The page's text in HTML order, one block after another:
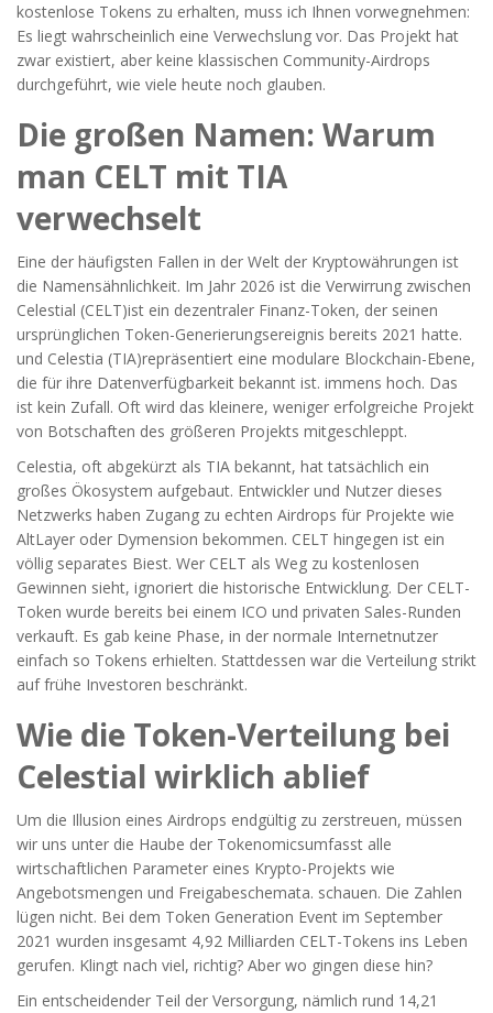
kostenlose Tokens zu erhalten, muss ich Ihnen vorwegnehmen:
Es liegt wahrscheinlich eine Verwechslung vor. Das Projekt hat
zwar existiert, aber keine klassischen Community-Airdrops
durchgeführt, wie viele heute noch glauben.
Die großen Namen: Warum
man CELT mit TIA
verwechselt
Eine der häufigsten Fallen in der Welt der Kryptowährungen ist
die Namensähnlichkeit. Im Jahr 2026 ist die Verwirrung zwischen
Celestial (CELT)ist ein dezentraler Finanz-Token, der seinen
ursprünglichen Token-Generierungsereignis bereits 2021 hatte.
und Celestia (TIA)repräsentiert eine modulare Blockchain-Ebene,
die für ihre Datenverfügbarkeit bekannt ist. immens hoch. Das
ist kein Zufall. Oft wird das kleinere, weniger erfolgreiche Projekt
von Botschaften des größeren Projekts mitgeschleppt.
Celestia, oft abgekürzt als TIA bekannt, hat tatsächlich ein
großes Ökosystem aufgebaut. Entwickler und Nutzer dieses
Netzwerks haben Zugang zu echten Airdrops für Projekte wie
AltLayer oder Dymension bekommen. CELT hingegen ist ein
völlig separates Biest. Wer CELT als Weg zu kostenlosen
Gewinnen sieht, ignoriert die historische Entwicklung. Der CELT-
Token wurde bereits bei einem ICO und privaten Sales-Runden
verkauft. Es gab keine Phase, in der normale Internetnutzer
einfach so Tokens erhielten. Stattdessen war die Verteilung strikt
auf frühe Investoren beschränkt.
Wie die Token-Verteilung bei
Celestial wirklich ablief
Um die Illusion eines Airdrops endgültig zu zerstreuen, müssen
wir uns unter die Haube der Tokenomicsumfasst alle
wirtschaftlichen Parameter eines Krypto-Projekts wie
Angebotsmengen und Freigabeschemata. schauen. Die Zahlen
lügen nicht. Bei dem Token Generation Event im September
2021 wurden insgesamt 4,92 Milliarden CELT-Tokens ins Leben
gerufen. Klingt nach viel, richtig? Aber wo gingen diese hin?
Ein entscheidender Teil der Versorgung, nämlich rund 14,21